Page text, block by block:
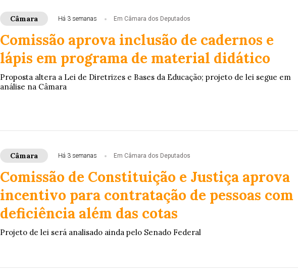
Câmara Há 3 semanas Em Câmara dos Deputados
Comissão aprova inclusão de cadernos e
lápis em programa de material didático
Proposta altera a Lei de Diretrizes e Bases da Educação; projeto de lei segue em
análise na Câmara
Câmara Há 3 semanas Em Câmara dos Deputados
Comissão de Constituição e Justiça aprova
incentivo para contratação de pessoas com
deficiência além das cotas
Projeto de lei será analisado ainda pelo Senado Federal